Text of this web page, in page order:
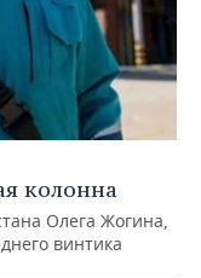
колонна
Олега Жогина,
винтика